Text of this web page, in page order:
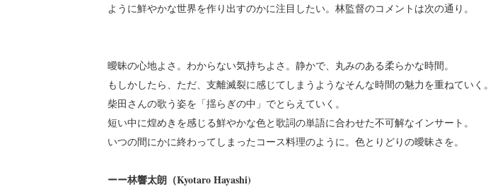
ように鮮やかな世界を作り出すのかに注目したい。林監督のコメントは次の通り。
曖昧の心地よさ。わからない気持ちよさ。静かで、丸みのある柔らかな時間。
もしかしたら、ただ、支離滅裂に感じてしまうようなそんな時間の魅力を重ねていく。
柴田さんの歌う姿を「揺らぎの中」でとらえていく。
短い中に煌めきを感じる鮮やかな色と歌詞の単語に合わせた不可解なインサート。
いつの間にかに終わってしまったコース料理のように。色とりどりの曖昧さを。
ーー林響太朗（Kyotaro Hayashi)